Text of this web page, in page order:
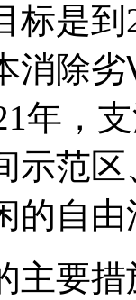
标是
消除
年，
示范
的自
要措